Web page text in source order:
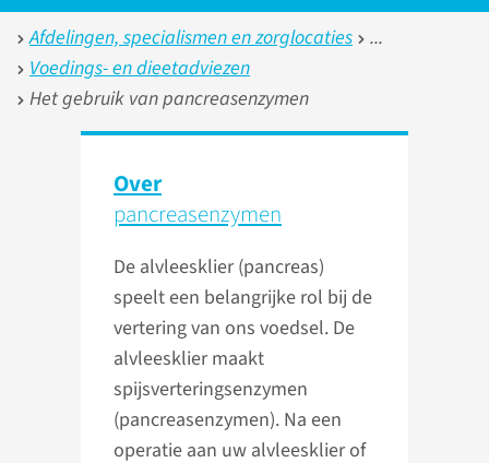
Afdelingen, specialismen en zorglocaties
Voedings- en dieetadviezen
Het gebruik van pancreasenzymen
Over
pancreasenzymen
De alvleesklier (pancreas)
speelt een belangrijke rol bij de
vertering van ons voedsel. De
alvleesklier maakt
spijsverteringsenzymen
(pancreasenzymen). Na een
operatie aan uw alvleesklier of